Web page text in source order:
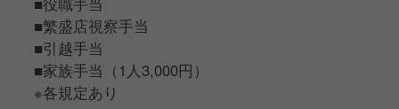
■繁盛店視察手当
■引越手当
■家族手当（1人3,000円）
※各規定あり